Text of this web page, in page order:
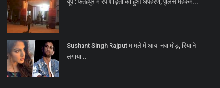
यूपी: फतेहपुर में रेप पीड़िता का हुआ अपहरण, पुलिस महकमे...
Sushant Singh Rajput मामले में आया नया मोड़, रिया ने
लगाया...